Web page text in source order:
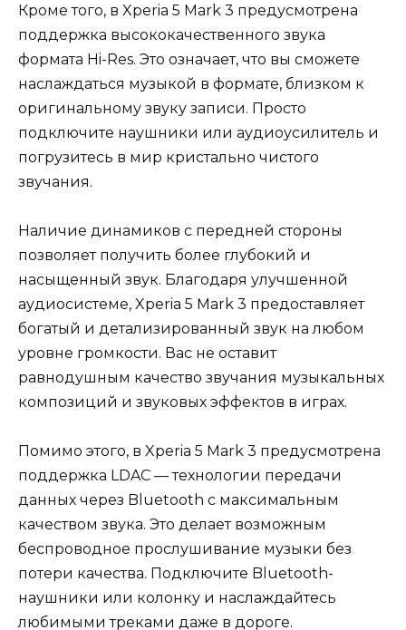
Кроме того, в Xperia 5 Mark 3 предусмотрена
поддержка высококачественного звука
формата Hi-Res. Это означает, что вы сможете
наслаждаться музыкой в формате, близком к
оригинальному звуку записи. Просто
подключите наушники или аудиоусилитель и
погрузитесь в мир кристально чистого
звучания.
Наличие динамиков с передней стороны
позволяет получить более глубокий и
насыщенный звук. Благодаря улучшенной
аудиосистеме, Xperia 5 Mark 3 предоставляет
богатый и детализированный звук на любом
уровне громкости. Вас не оставит
равнодушным качество звучания музыкальных
композиций и звуковых эффектов в играх.
Помимо этого, в Xperia 5 Mark 3 предусмотрена
поддержка LDAC — технологии передачи
данных через Bluetooth с максимальным
качеством звука. Это делает возможным
беспроводное прослушивание музыки без
потери качества. Подключите Bluetooth-
наушники или колонку и наслаждайтесь
любимыми треками даже в дороге.